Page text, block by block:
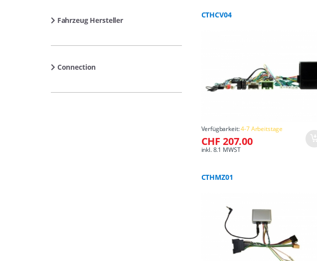
Fahrzeug Hersteller
Connection
CTHCV04
Verfügbarkeit:4-7 Arbeitstage
CHF 207.00
inkl. 8.1 MWST
CTHMZ01